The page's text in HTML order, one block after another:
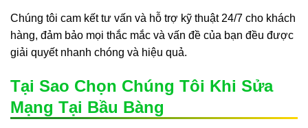
Chúng tôi cam kết tư vấn và hỗ trợ kỹ thuật 24/7 cho khách
hàng, đảm bảo mọi thắc mắc và vấn đề của bạn đều được
giải quyết nhanh chóng và hiệu quả.
Tại Sao Chọn Chúng Tôi Khi Sửa
Mạng Tại Bầu Bàng